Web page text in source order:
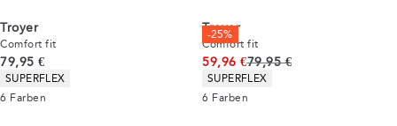
Troyer
Comfort fit
Preis
79,95 €
Produkteigenschaften
SUPERFLEX
6 Farben
-25%
Troyer
Comfort fit
59,96 €Ursprünglicher Preis
79,95 €
Produkteigenschaften
SUPERFLEX
6 Farben